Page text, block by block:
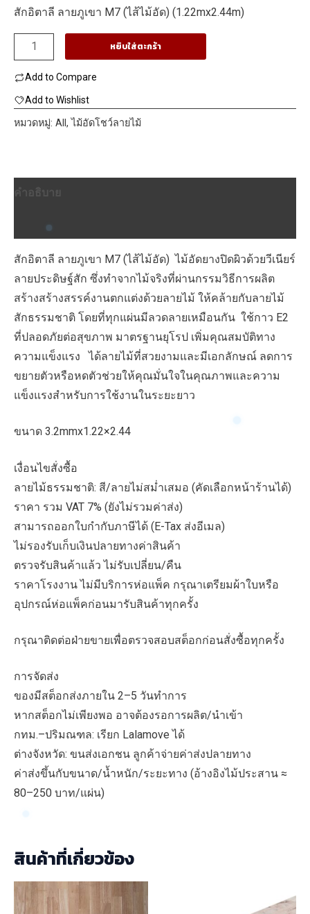
สักอิตาลี ลายภูเขา M7 (ไส้ไม้อัด) (1.22mx2.44m)
จำนวน
สัก
อิตาลี
ลาย
ภูเขา
ไม้อัด)
(1.22mx2.44m)
หยิบใส่ตะกร้า
Add to Compare
Add to Wishlist
หมวดหมู่: All ,ไม้อัดโชว์ลายไม้
คำอธิบาย
บทวิจารณ์ (0)
สักอิตาลี ลายภูเขา M7 (ไส้ไม้อัด) ไม้อัดยางปิดผิวด้วยวีเนียร์
ลายประดิษฐ์สัก ซึ่งทำจากไม้จริงที่ผ่านกรรมวิธีการผลิต
สร้างสร้างสรรค์งานตกแต่งด้วยลายไม้ ให้คล้ายกับลายไม้
สักธรรมชาติ โดยที่ทุกแผ่นมีลวดลายเหมือนกัน ใช้กาว E2
ที่ปลอดภัยต่อสุขภาพ มาตรฐานยุโรป เพิ่มคุณสมบัติทาง
ความแข็งแรง ได้ลายไม้ที่สวยงามและมีเอกลักษณ์ ลดการ
ขยายตัวหรือหดตัวช่วยให้คุณมั่นใจในคุณภาพและความ
แข็งแรงสำหรับการใช้งานในระยะยาว
ขนาด 3.2mmx1.22×2.44
เงื่อนไขสั่งซื้อ
ลายไม้ธรรมชาติ: สี/ลายไม่สม่ำเสมอ (คัดเลือกหน้าร้านได้)
ราคา รวม VAT 7% (ยังไม่รวมค่าส่ง)
สามารถออกใบกำกับภาษีได้ (E-Tax ส่งอีเมล)
ไม่รองรับเก็บเงินปลายทางค่าสินค้า
ตรวจรับสินค้าแล้ว ไม่รับเปลี่ยน/คืน
ราคาโรงงาน ไม่มีบริการห่อแพ็ค กรุณาเตรียมผ้าใบหรือ
อุปกรณ์ห่อแพ็คก่อนมารับสินค้าทุกครั้ง
กรุณาติดต่อฝ่ายขายเพื่อตรวจสอบสต็อกก่อนสั่งซื้อทุกครั้ง
การจัดส่ง
ของมีสต็อกส่งภายใน 2–5 วันทำการ
หากสต็อกไม่เพียงพอ อาจต้องรอการผลิต/นำเข้า
กทม.–ปริมณฑล: เรียก Lalamove ได้
ต่างจังหวัด: ขนส่งเอกชน ลูกค้าจ่ายค่าส่งปลายทาง
ค่าส่งขึ้นกับขนาด/น้ำหนัก/ระยะทาง (อ้างอิงไม้ประสาน ≈
80–250 บาท/แผ่น)
สินค้าที่เกี่ยวข้อง